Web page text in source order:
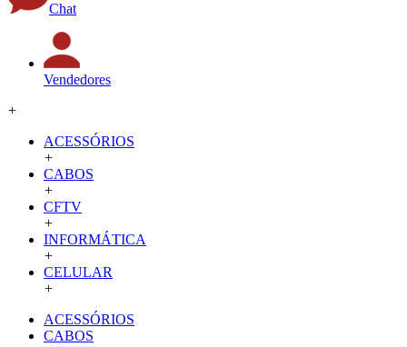
Chat
Vendedores
+
ACESSÓRIOS
+
CABOS
+
CFTV
+
INFORMÁTICA
+
CELULAR
+
ACESSÓRIOS
CABOS